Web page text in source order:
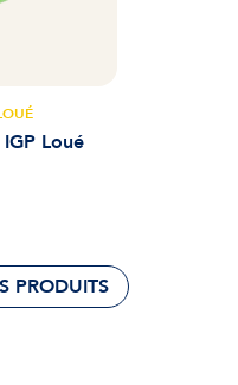
Loué
PRODUITS